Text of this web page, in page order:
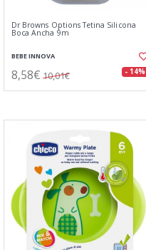
Dr Browns Options Tetina Silicona
Boca Ancha 9m
BEBE INNOVA
8,58€ 10,01€ - 14%